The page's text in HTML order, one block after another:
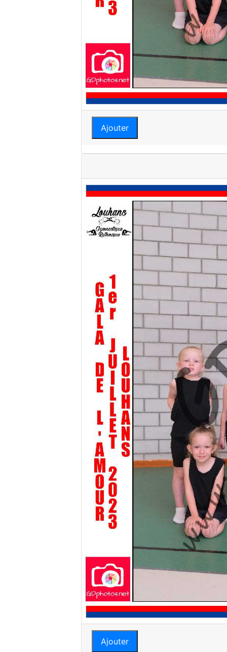
Ajouter
Ajouter